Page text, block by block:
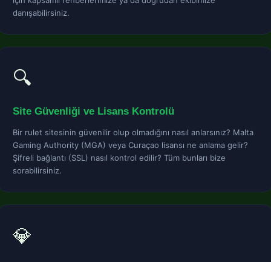
danışabilirsiniz.
🔍
Site Güvenliği ve Lisans Kontrolü
Bir rulet sitesinin güvenilir olup olmadığını nasıl anlarsınız? Malta
Gaming Authority (MGA) veya Curaçao lisansı ne anlama gelir?
Şifreli bağlantı (SSL) nasıl kontrol edilir? Tüm bunları bize
sorabilirsiniz.
💎